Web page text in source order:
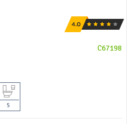
C67198
5